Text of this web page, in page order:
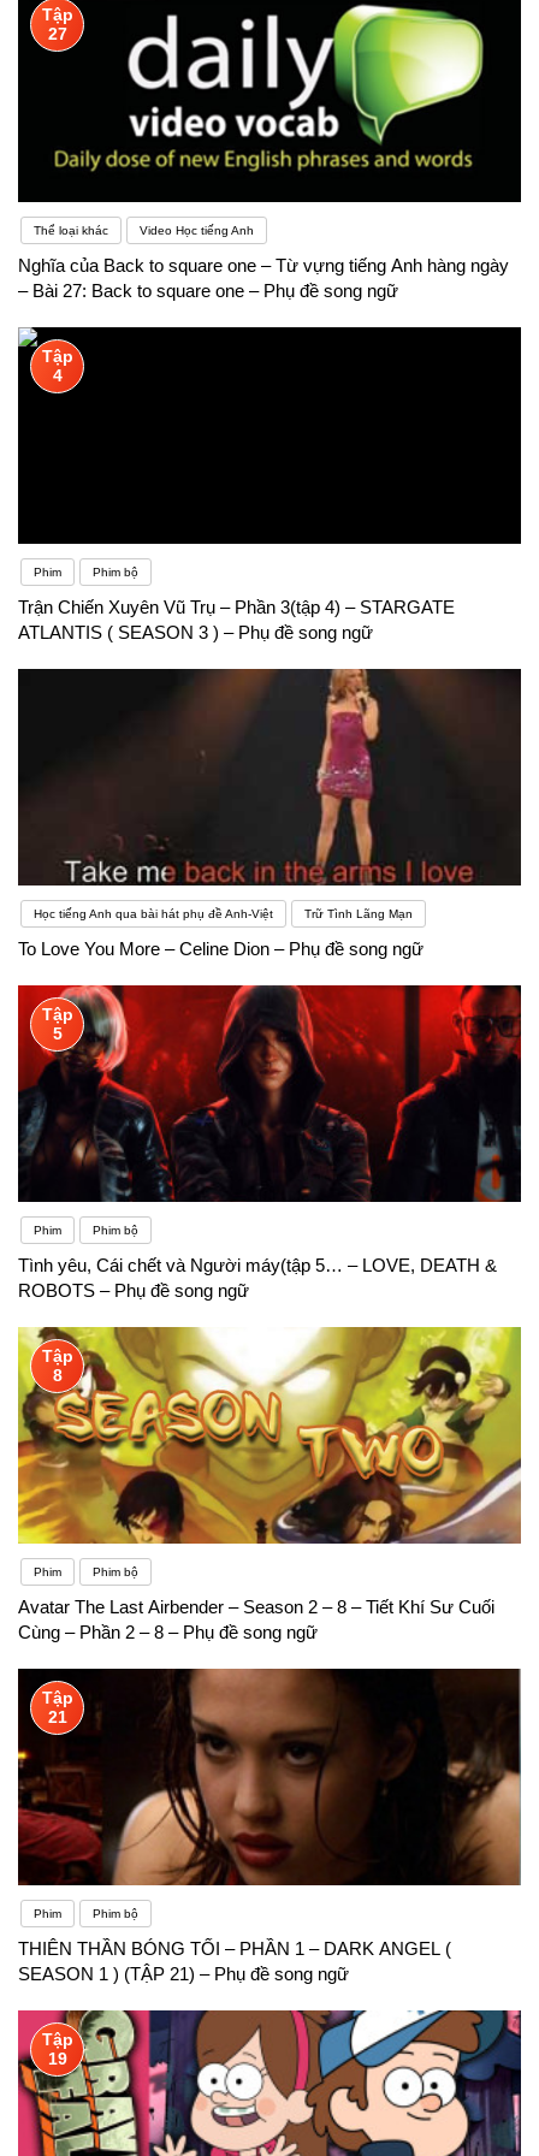
kỹ năng cần thiết. Ở đó, mỗi lớp học chỉ khoảng 10
– 15 em nên thầy cô dành nhiều thời gian luyện nói,
giao tiếp, hát, đóng kịch… kiến thức được truyền tải
một cách nhẹ nhàng, dễ tiếp thu
Tập
27
Thể loại khác Video Học tiếng Anh
Nghĩa của Back to square one – Từ vựng tiếng Anh hàng ngày
– Bài 27: Back to square one – Phụ đề song ngữ
Tập
4
Phim Phim bộ
Trận Chiến Xuyên Vũ Trụ – Phần 3(tập 4) – STARGATE
ATLANTIS ( SEASON 3 ) – Phụ đề song ngữ
Học tiếng Anh qua bài hát phụ đề Anh-Việt Trữ Tình Lãng Mạn
To Love You More – Celine Dion – Phụ đề song ngữ
Tập
5
Phim Phim bộ
Tình yêu, Cái chết và Người máy(tập 5… – LOVE, DEATH &
ROBOTS – Phụ đề song ngữ
Tập
8
Phim Phim bộ
Avatar The Last Airbender – Season 2 – 8 – Tiết Khí Sư Cuối
Cùng – Phần 2 – 8 – Phụ đề song ngữ
Tập
21
Phim Phim bộ
THIÊN THẦN BÓNG TỐI – PHẦN 1 – DARK ANGEL (
SEASON 1 ) (TẬP 21) – Phụ đề song ngữ
Tập
19